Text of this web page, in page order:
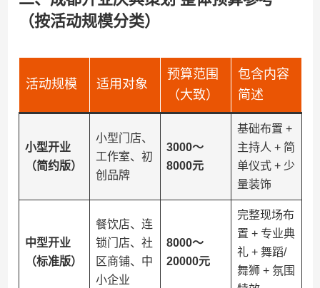
（按活动规模分类）​
活动规模 适用对象
预算范围
（大致）
包含内容
简述
​小型开业
（简约版）​
小型门店、
工作室、初
创品牌
​3000～
8000元​
基础布置 +
主持人 + 简
单仪式 + 少
量装饰
​中型开业
（标准版）​
餐饮店、连
锁门店、社
区商铺、中
小企业
​8000～
20000元​
完整现场布
置 + 专业典
礼 + 舞蹈/
舞狮 + 氛围